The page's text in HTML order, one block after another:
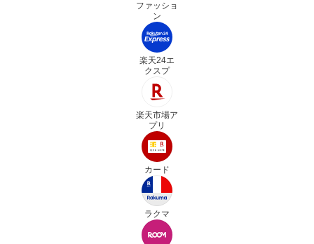
ファッショ
ン
楽天24エ
クスプ
楽天市場ア
プリ
カード
ラクマ